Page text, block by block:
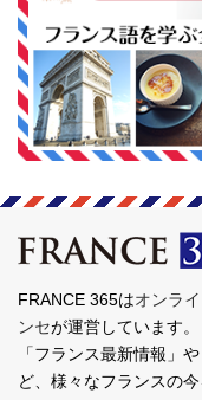
FRANCE 365はオンラ
ンセが運営しています。
「フランス最新情報」
ど、様々なフランスの